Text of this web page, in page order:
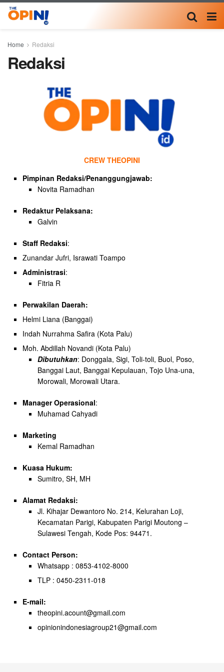
Home Redaksi
Redaksi
CREW THEOPINI
Pimpinan Redaksi/Penanggungjawab:
Novita Ramadhan
Redaktur Pelaksana:
Galvin
Staff Redaksi:
Zunandar Jufri, Israwati Toampo
Administrasi:
Fitria R
Perwakilan Daerah:
Helmi Liana (Banggai)
Indah Nurrahma Safira (Kota Palu)
Moh. Abdillah Novandi (Kota Palu)
Dibutuhkan: Donggala, Sigi, Toli-toli, Buol, Poso,
Banggai Laut, Banggai Kepulauan, Tojo Una-una,
Morowali, Morowali Utara.
Manager Operasional:
Muhamad Cahyadi
Marketing
Kemal Ramadhan
Kuasa Hukum:
Sumitro, SH, MH
Alamat Redaksi:
Jl. Kihajar Dewantoro No. 214, Kelurahan Loji,
Kecamatan Parigi, Kabupaten Parigi Moutong –
Sulawesi Tengah, Kode Pos: 94471.
Contact Person:
Whatsapp : 0853-4102-8000
TLP : 0450-2311-018
E-mail:
theopini.acount@gmail.com
opinionindonesiagroup21@gmail.com